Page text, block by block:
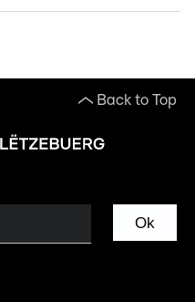
Back to Top
Ok